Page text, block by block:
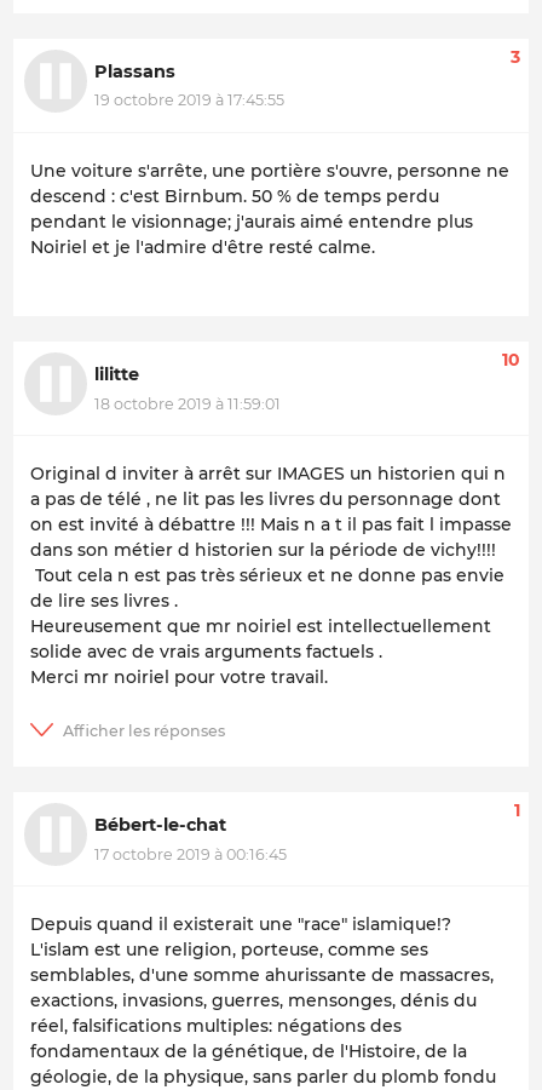
Plassans
19 octobre 2019 à 17:45:55
3
Une voiture s'arrête, une portière s'ouvre, personne ne
descend : c'est Birnbum. 50 % de temps perdu
pendant le visionnage; j'aurais aimé entendre plus
Noiriel et je l'admire d'être resté calme.
lilitte
18 octobre 2019 à 11:59:01
10
Original d inviter à arrêt sur IMAGES un historien qui n
a pas de télé , ne lit pas les livres du personnage dont
on est invité à débattre !!! Mais n a t il pas fait l impasse
dans son métier d historien sur la période de vichy!!!!
Tout cela n est pas très sérieux et ne donne pas envie
de lire ses livres .
Heureusement que mr noiriel est intellectuellement
solide avec de vrais arguments factuels .
Merci mr noiriel pour votre travail.
Bébert-le-chat
17 octobre 2019 à 00:16:45
1
Depuis quand il existerait une "race" islamique!?
L'islam est une religion, porteuse, comme ses
semblables, d'une somme ahurissante de massacres,
exactions, invasions, guerres, mensonges, dénis du
réel, falsifications multiples: négations des
fondamentaux de la génétique, de l'Histoire, de la
géologie, de la physique, sans parler du plomb fondu